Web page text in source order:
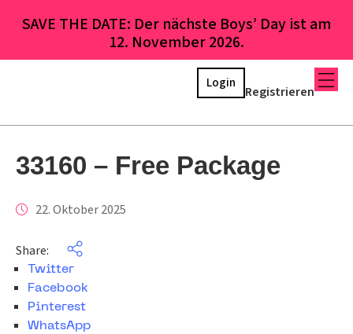
SAVE THE DATE: Der nächste Boys’ Day ist am
12. November 2026.
Registrieren
Login
33160 – Free Package
22. Oktober 2025
Share:
Twitter
Facebook
Pinterest
WhatsApp